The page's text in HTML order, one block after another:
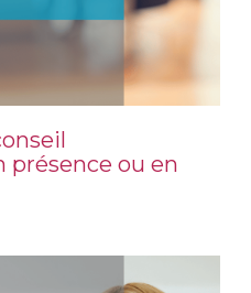
présence ou en